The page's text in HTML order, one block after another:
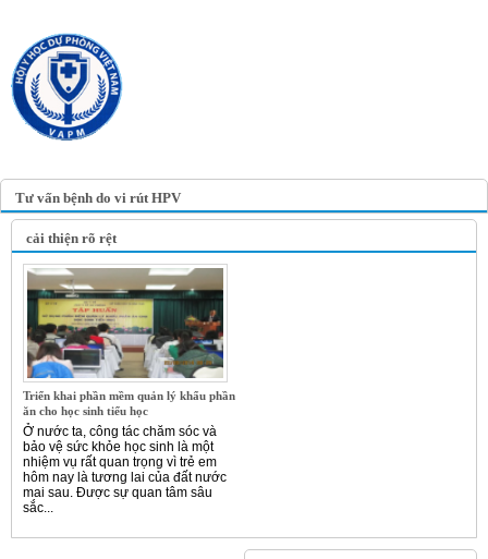
Tư vấn bệnh do vi rút HPV
cải thiện rõ rệt
Triển khai phần mềm quản lý khẩu phần
ăn cho học sinh tiểu học
Ở nước ta, công tác chăm sóc và
bảo vệ sức khỏe học sinh là một
nhiệm vụ rất quan trọng vì trẻ em
hôm nay là tương lai của đất nước
mai sau. Được sự quan tâm sâu
sắc...